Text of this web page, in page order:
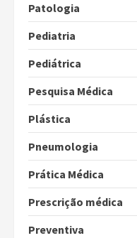
Patologia
Pediatria
Pediátrica
Pesquisa Médica
Plástica
Pneumologia
Prática Médica
Prescrição médica
Preventiva